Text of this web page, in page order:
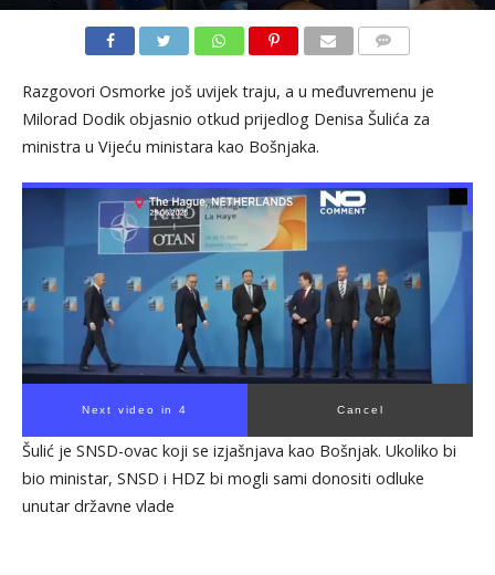
Razgovori Osmorke još uvijek traju, a u međuvremenu je
Milorad Dodik objasnio otkud prijedlog Denisa Šulića za
ministra u Vijeću ministara kao Bošnjaka.
Next video in 4 Cancel
Šulić je SNSD-ovac koji se izjašnjava kao Bošnjak. Ukoliko bi
bio ministar, SNSD i HDZ bi mogli sami donositi odluke
unutar državne vlade